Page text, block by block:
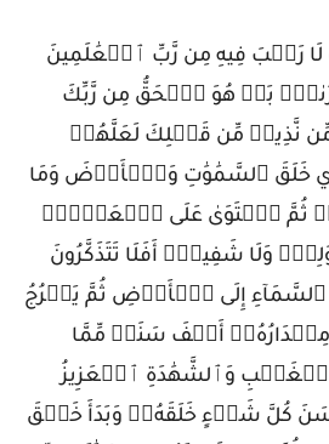
لَا رَيۡبَ فِيهِ مِن رَّبِّ ٱلۡعَٰلَمِينَ
بَلۡ هُوَ ٱلۡحَقُّ مِن رَّبِّكَ
مِّن نَّذِيرٖ مِّن قَبۡلِكَ لَعَلَّهُمۡ
ٱللَّهُ ٱلَّذِي خَلَقَ ٱلسَّمَٰوَٰتِ وَٱلۡأَرۡضَ وَمَا
ثُمَّ ٱسۡتَوَىٰ عَلَى ٱلۡعَرۡشِۖ
وَلَا شَفِيعٍۚ أَفَلَا تَتَذَكَّرُونَ
ٱلسَّمَآءِ إِلَى ٱلۡأَرۡضِ ثُمَّ يَعۡرُجُ
مِقۡدَارُهُۥٓ أَلۡفَ سَنَةٖ مِّمَّا
عَٰلِمُ ٱلۡغَيۡبِ وَٱلشَّهَٰدَةِ ٱلۡعَزِيزُ
أَحۡسَنَ كُلَّ شَيۡءٍ خَلَقَهُۥۖ وَبَدَأَ خَلۡقَ